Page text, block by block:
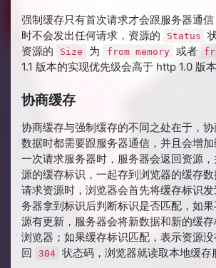
强制缓存只有首次请求才会跟服务器通
时不会发出任何请求，资源的
Status
资源的
Size 为 from memory 或者
1.1 版本的实现优先级会高于 http 1.0 版本
协商缓存
协商缓存与强制缓存的不同之处在于，
数据时都需要跟服务器通信，并且会增
一次请求服务器时，服务器会返回资源
源的缓存标识，一起存到浏览器的缓存
请求资源时，浏览器会首先将缓存标识
务器拿到标识后判断标识是否匹配，如
源有更新，服务器会将新数据和新的缓
浏览器；如果缓存标识匹配，表示资源
回
304 状态码，浏览器就读取本地缓存